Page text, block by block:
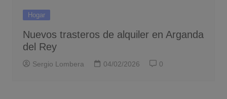
Hogar
Nuevos trasteros de alquiler en Arganda
del Rey
Sergio Lombera 04/02/2026 0